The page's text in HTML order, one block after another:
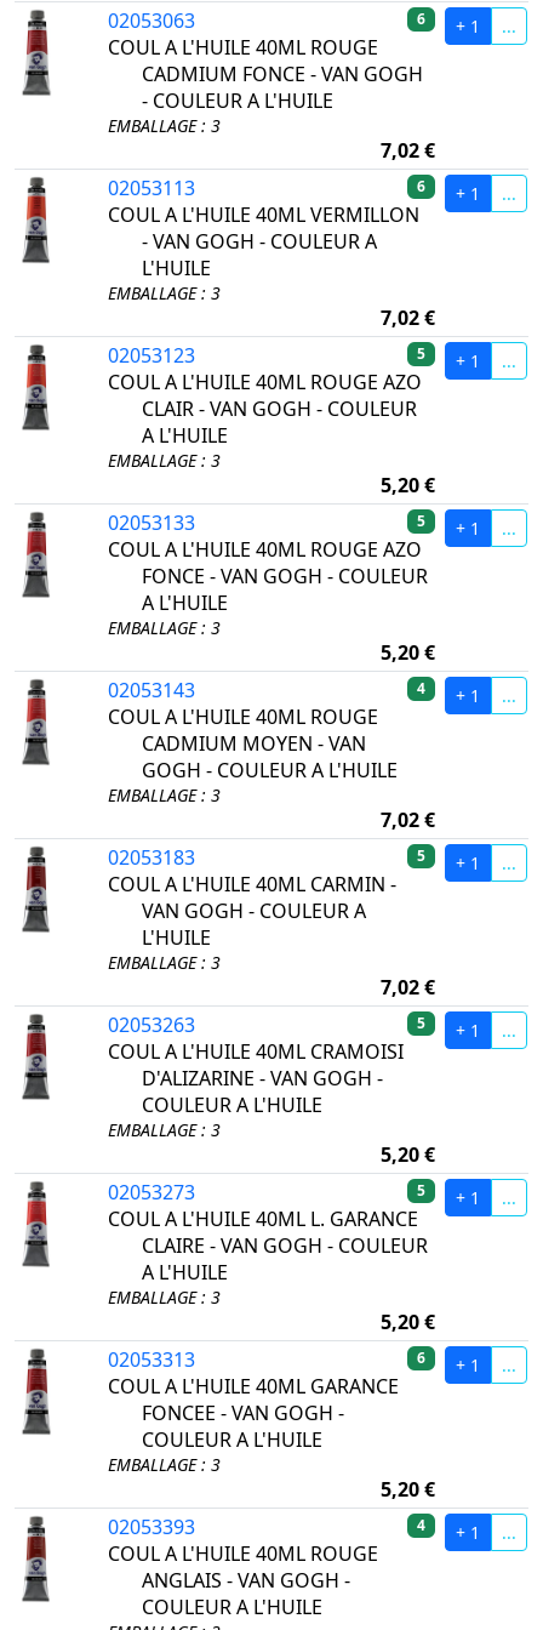
02053063
COUL A L'HUILE 40ML ROUGE
CADMIUM FONCE - VAN GOGH
- COULEUR A L'HUILE
EMBALLAGE : 3
6
7,02 €
+ 1 ...
02053113
COUL A L'HUILE 40ML VERMILLON
- VAN GOGH - COULEUR A
L'HUILE
EMBALLAGE : 3
6
7,02 €
+ 1 ...
02053123
COUL A L'HUILE 40ML ROUGE AZO
CLAIR - VAN GOGH - COULEUR
A L'HUILE
EMBALLAGE : 3
5
5,20 €
+ 1 ...
02053133
COUL A L'HUILE 40ML ROUGE AZO
FONCE - VAN GOGH - COULEUR
A L'HUILE
EMBALLAGE : 3
5
5,20 €
+ 1 ...
02053143
COUL A L'HUILE 40ML ROUGE
CADMIUM MOYEN - VAN
GOGH - COULEUR A L'HUILE
EMBALLAGE : 3
4
7,02 €
+ 1 ...
02053183
COUL A L'HUILE 40ML CARMIN -
VAN GOGH - COULEUR A
L'HUILE
EMBALLAGE : 3
5
7,02 €
+ 1 ...
02053263
COUL A L'HUILE 40ML CRAMOISI
D'ALIZARINE - VAN GOGH -
COULEUR A L'HUILE
EMBALLAGE : 3
5
5,20 €
+ 1 ...
02053273
COUL A L'HUILE 40ML L. GARANCE
CLAIRE - VAN GOGH - COULEUR
A L'HUILE
EMBALLAGE : 3
5
5,20 €
+ 1 ...
02053313
COUL A L'HUILE 40ML GARANCE
FONCEE - VAN GOGH -
COULEUR A L'HUILE
EMBALLAGE : 3
6
5,20 €
+ 1 ...
02053393
COUL A L'HUILE 40ML ROUGE
ANGLAIS - VAN GOGH -
COULEUR A L'HUILE
4 + 1 ...